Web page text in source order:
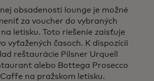
obsadenosti lounge je možné
za voucher do vybraných
letisku. Toto riešenie zaisťuje
vyťažených časoch. K dispozícii
reštaurácie Pilsner Urquell
alebo Bottega Prosecco
Caffe na pražskom letisku.